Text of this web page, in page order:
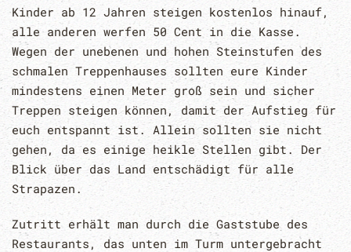
Kinder ab 12 Jahren steigen kostenlos hinauf,
alle anderen werfen 50 Cent in die Kasse.
Wegen der unebenen und hohen Steinstufen des
schmalen Treppenhauses sollten eure Kinder
mindestens einen Meter groß sein und sicher
Treppen steigen können, damit der Aufstieg für
euch entspannt ist. Allein sollten sie nicht
gehen, da es einige heikle Stellen gibt. Der
Blick über das Land entschädigt für alle
Strapazen.
Zutritt erhält man durch die Gaststube des
Restaurants, das unten im Turm untergebracht